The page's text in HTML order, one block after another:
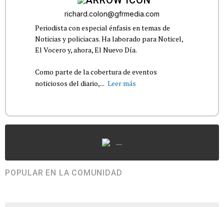
richard.colon@gfrmedia.com
Periodista con especial énfasis en temas de
Noticias y policiacas. Ha laborado para Noticel,
El Vocero y, ahora, El Nuevo Día.
Como parte de la cobertura de eventos
noticiosos del diario,... Leer más
...
POPULAR EN LA COMUNIDAD